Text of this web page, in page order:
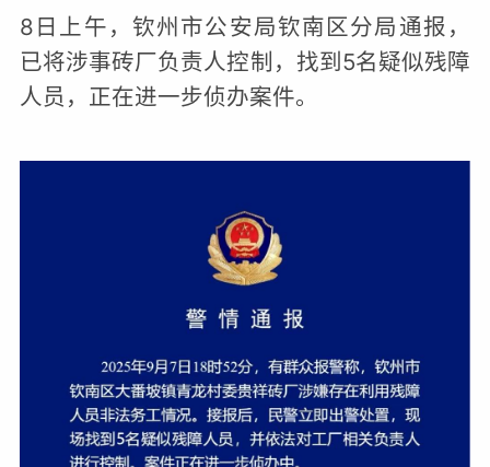
8日上午，钦州市公安局钦南区分局通报，
已将涉事砖厂负责人控制，找到5名疑似残障
人员，正在进一步侦办案件。